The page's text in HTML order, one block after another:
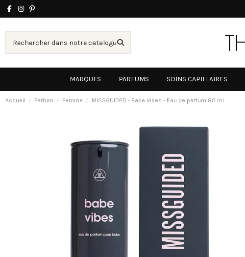
MARQUES PARFUMS SOINS CAPILLAIRES
Accueil Parfum Femme MISSGUIDED - Babe Vibes - Eau de parfum 80 ml